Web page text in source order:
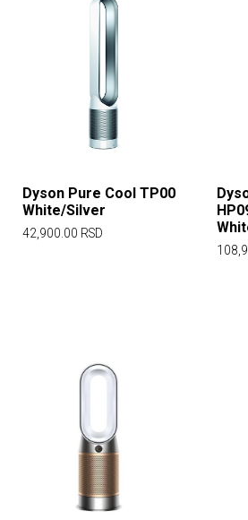
Dyson Pure Cool TP00
White/Silver
42,900.00 RSD